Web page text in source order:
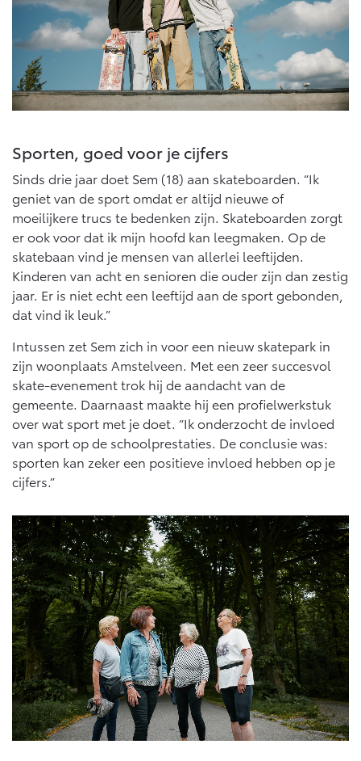
Sporten, goed voor je cijfers
Sinds drie jaar doet Sem (18) aan skateboarden. “Ik
geniet van de sport omdat er altijd nieuwe of
moeilijkere trucs te bedenken zijn. Skateboarden zorgt
er ook voor dat ik mijn hoofd kan leegmaken. Op de
skatebaan vind je mensen van allerlei leeftijden.
Kinderen van acht en senioren die ouder zijn dan zestig
jaar. Er is niet echt een leeftijd aan de sport gebonden,
dat vind ik leuk.”
Intussen zet Sem zich in voor een nieuw skatepark in
zijn woonplaats Amstelveen. Met een zeer succesvol
skate-evenement trok hij de aandacht van de
gemeente. Daarnaast maakte hij een profielwerkstuk
over wat sport met je doet. “Ik onderzocht de invloed
van sport op de schoolprestaties. De conclusie was:
sporten kan zeker een positieve invloed hebben op je
cijfers.”